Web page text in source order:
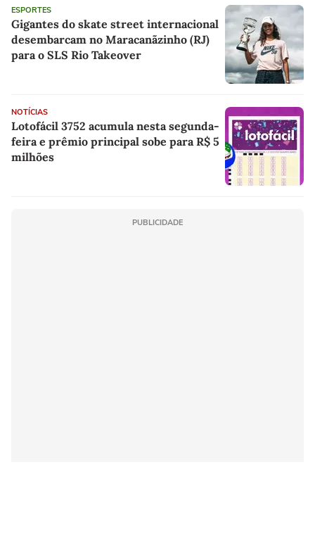
ESPORTES
Gigantes do skate street internacional
desembarcam no Maracanãzinho (RJ)
para o SLS Rio Takeover
NOTÍCIAS
Lotofácil 3752 acumula nesta segunda-
feira e prêmio principal sobe para R$ 5
milhões
PUBLICIDADE